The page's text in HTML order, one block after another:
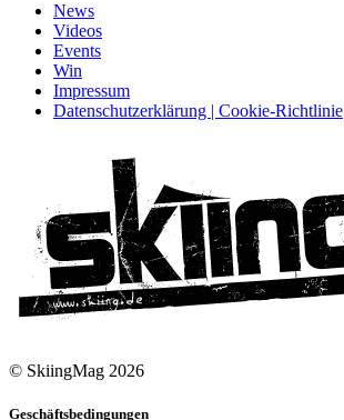
News
Videos
Events
Win
Impressum
Datenschutzerklärung | Cookie-Richtlinie
© SkiingMag 2026
Geschäftsbedingungen